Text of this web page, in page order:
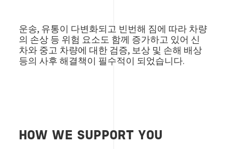
운송, 유통이 다변화되고 빈번해 짐에 따라 차량
의 손상 등 위험 요소도 함께 증가하고 있어 신
차와 중고 차량에 대한 검증, 보상 및 손해 배상
등의 사후 해결책이 필수적이 되었습니다.
HOW WE SUPPORT YOU